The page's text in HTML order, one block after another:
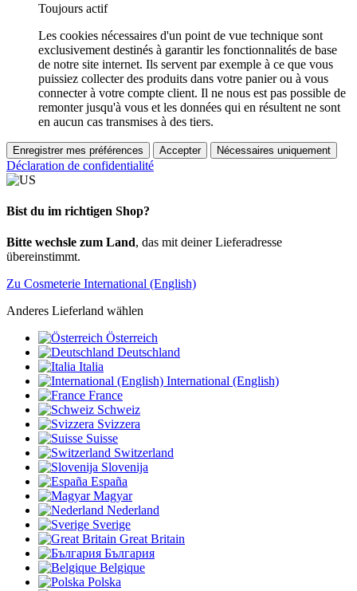
Toujours actif
Les cookies nécessaires d'un point de vue technique sont
exclusivement destinés à garantir les fonctionnalités de base
de notre site internet. Ils servent par exemple à ce que vous
puissiez collecter des produits dans votre panier ou à vous
connecter à votre compte client. Il ne nous est pas possible de
remonter jusqu'à vous et les données qui en résultent ne sont
en aucun cas transmises à des tiers.
Enregistrer mes préférences Accepter Nécessaires uniquement
Déclaration de confidentialité
Bist du im richtigen Shop?
Bitte wechsle zum Land, das mit deiner Lieferadresse
übereinstimmt.
Zu Cosmeterie International (English)
Anderes Lieferland wählen
Österreich
Deutschland
Italia
International (English)
France
Schweiz
Svizzera
Suisse
Switzerland
Slovenija
España
Magyar
Nederland
Sverige
Great Britain
България
Belgique
Polska